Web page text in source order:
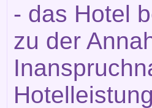
- das Hotel
zu der